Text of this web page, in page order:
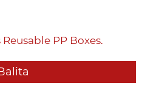
PP Boxes.